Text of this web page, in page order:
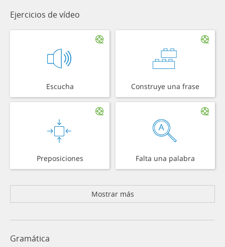
Ejercicios de vídeo
Escucha Construye una frase
Preposiciones Falta una palabra
Mostrar más
Gramática